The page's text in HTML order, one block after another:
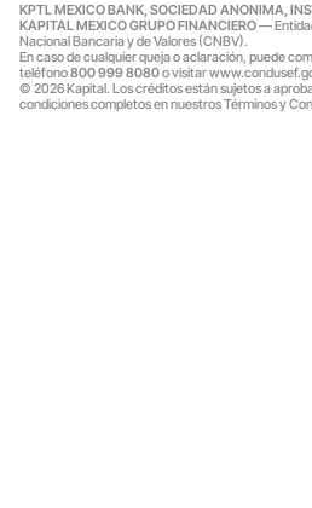
KPTL MEXICO BANK, SOCIEDAD ANONIMA,
KAPITAL MEXICO GRUPO FINANCIERO—
Nacional Bancaria y de Valores (CNBV).
En caso de cualquier queja o aclaración, puede
teléfono800 999 8080o visitar
© 2026 Kapital. Los créditos están sujetos a
condiciones completos ennuestros Términos y